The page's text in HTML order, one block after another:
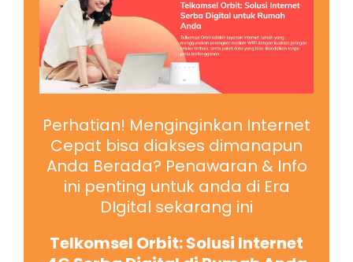
Perhatian! Menginginkan Internet
Cepat bisa diakses dimanapun
Anda Berada? Penawaran & Info
ini penting untuk anda di Era
DIgital sekarang ini
Telkomsel Orbit: Solusi Internet